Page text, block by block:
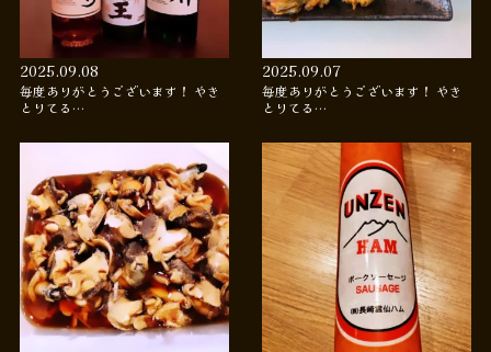
2025.09.08
毎度ありがとうございます！ やき
とりてる…
2025.09.07
毎度ありがとうございます！ やき
とりてる…